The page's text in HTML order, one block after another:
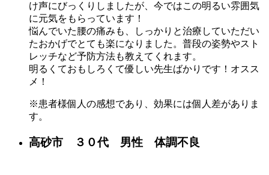
け声にびっくりしましたが、今ではこの明るい雰囲気
に元気をもらっています！
悩んでいた腰の痛みも、しっかりと治療していただい
たおかげでとても楽になりました。普段の姿勢やスト
レッチなど予防方法も教えてくれます。
明るくておもしろくて優しい先生ばかりです！オスス
メ！
※患者様個人の感想であり、効果には個人差がありま
す。
高砂市 ３０代 男性 体調不良